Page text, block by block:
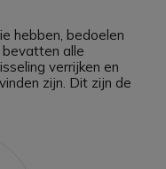
hebben, bedoelen
alle
verrijken en
zijn. Dit zijn de